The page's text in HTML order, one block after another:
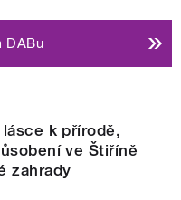
DABu
k přírodě,
ve Štiříně
zahrady